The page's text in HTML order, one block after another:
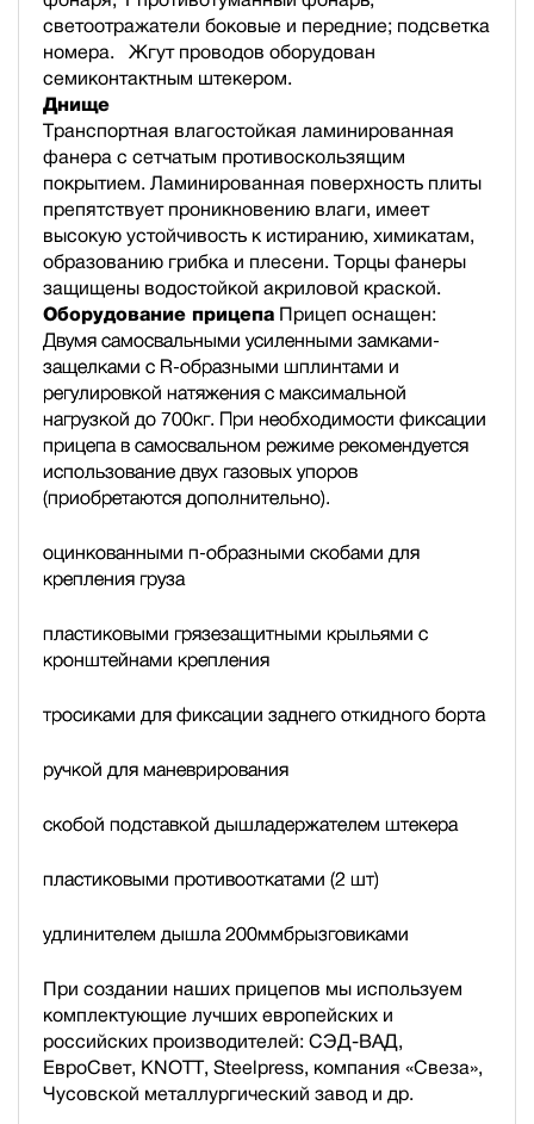
светоотражатели боковые и передние; подсветка
номера. Жгут проводов оборудован
семиконтактным штекером.
Днище
Транспортная влагостойкая ламинированная
фанера с сетчатым противоскользящим
покрытием. Ламинированная поверхность плиты
препятствует проникновению влаги, имеет
высокую устойчивость к истиранию, химикатам,
образованию грибка и плесени. Торцы фанеры
защищены водостойкой акриловой краской.
Оборудование прицепа Прицеп оснащен:
Двумя самосвальными усиленными замками-
защелками с R-образными шплинтами и
регулировкой натяжения с максимальной
нагрузкой до 700кг. При необходимости фиксации
прицепа в самосвальном режиме рекомендуется
использование двух газовых упоров
(приобретаются дополнительно).
оцинкованными п-образными скобами для
крепления груза
пластиковыми грязезащитными крыльями с
кронштейнами крепления
тросиками для фиксации заднего откидного борта
ручкой для маневрирования
скобой подставкой дышладержателем штекера
пластиковыми противооткатами (2 шт)
удлинителем дышла 200ммбрызговиками
При создании наших прицепов мы используем
комплектующие лучших европейских и
российских производителей: СЭД-ВАД,
ЕвроСвет, KNOTT, Steelpress, компания «Свеза»,
Чусовской металлургический завод и др.